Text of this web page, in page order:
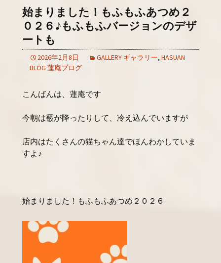
始まりました！もふもふあつめ２
０２６♪もふもふバージョンのデザ
ートも
2026年2月8日 GALLERY ギャラリー, HASUAN
BLOG 蓮庵ブログ
こんばんは、蓮庵です
今朝は霰が降ったりして、冷え込んでいますが
店内はたくさんの猫ちゃん達でほんわかしていま
すよ♪
始まりました！もふもふあつめ２０２６